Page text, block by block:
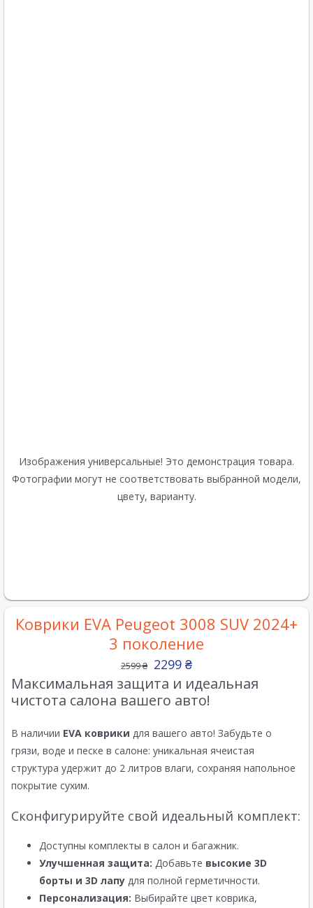
Изображения универсальные! Это демонстрация товара.
Фотографии могут не соответствовать выбранной модели,
цвету, варианту.
Коврики EVA Peugeot 3008 SUV 2024+
3 поколение
2599₴ 2299 ₴
Максимальная защита и идеальная
чистота салона вашего авто!
В наличии EVA коврики для вашего авто! Забудьте о
грязи, воде и песке в салоне: уникальная ячеистая
структура удержит до 2 литров влаги, сохраняя напольное
покрытие сухим.
Сконфигурируйте свой идеальный комплект:
Доступны комплекты в салон и багажник.
Улучшенная защита: Добавьте высокие 3D
борты и 3D лапу для полной герметичности.
Персонализация: Выбирайте цвет коврика,